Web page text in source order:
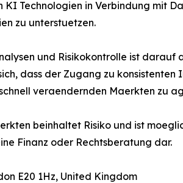
KI Technologien in Verbindung mit
zu unterstuetzen.
und Risikokontrolle ist
dass der Zugang zu
veraendernden Maerkten zu
beinhaltet Risiko und ist
Finanz oder Rechtsberatung dar.
E20 1Hz, United Kingdom